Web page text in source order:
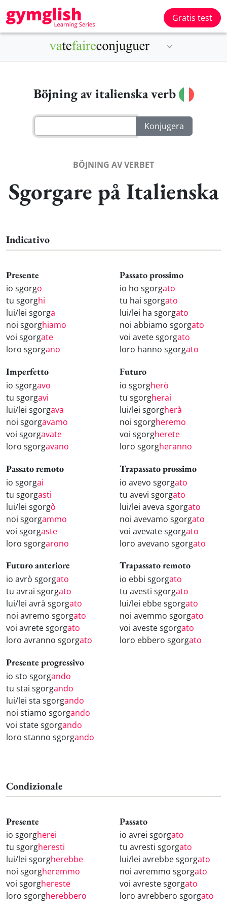
Gratis test
Böjning av italienska verb
BÖJNING AV VERBET
Sgorgare på Italienska
Indicativo
Presente
io sgorgo
tu sgorghi
lui/lei sgorga
noi sgorghiamo
voi sgorgate
loro sgorgano
Passato prossimo
io ho sgorgato
tu hai sgorgato
lui/lei ha sgorgato
noi abbiamo sgorgato
voi avete sgorgato
loro hanno sgorgato
Imperfetto
io sgorgavo
tu sgorgavi
lui/lei sgorgava
noi sgorgavamo
voi sgorgavate
loro sgorgavano
Futuro
io sgorgherò
tu sgorgherai
lui/lei sgorgherà
noi sgorgheremo
voi sgorgherete
loro sgorgheranno
Passato remoto
io sgorgai
tu sgorgasti
lui/lei sgorgò
noi sgorgammo
voi sgorgaste
loro sgorgarono
Trapassato prossimo
io avevo sgorgato
tu avevi sgorgato
lui/lei aveva sgorgato
noi avevamo sgorgato
voi avevate sgorgato
loro avevano sgorgato
Futuro anteriore
io avrò sgorgato
tu avrai sgorgato
lui/lei avrà sgorgato
noi avremo sgorgato
voi avrete sgorgato
loro avranno sgorgato
Trapassato remoto
io ebbi sgorgato
tu avesti sgorgato
lui/lei ebbe sgorgato
noi avemmo sgorgato
voi aveste sgorgato
loro ebbero sgorgato
Presente progressivo
io sto sgorgando
tu stai sgorgando
lui/lei sta sgorgando
noi stiamo sgorgando
voi state sgorgando
loro stanno sgorgando
Condizionale
Presente
io sgorgherei
tu sgorgheresti
lui/lei sgorgherebbe
noi sgorgheremmo
voi sgorghereste
loro sgorgherebbero
Passato
io avrei sgorgato
tu avresti sgorgato
lui/lei avrebbe sgorgato
noi avremmo sgorgato
voi avreste sgorgato
loro avrebbero sgorgato